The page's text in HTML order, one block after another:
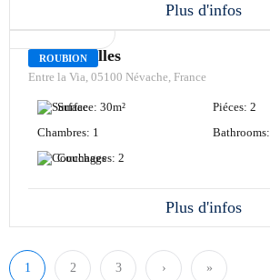
Plus d'infos
ROUBION
LOCATION
Les Myrtilles
Entre la Via, 05100 Névache, France
Surface: 30m² Piéces: 2
Chambres: 1 Bathrooms:
Couchages: 2
Plus d'infos
1 2 3 › »